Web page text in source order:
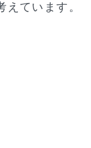
ています。